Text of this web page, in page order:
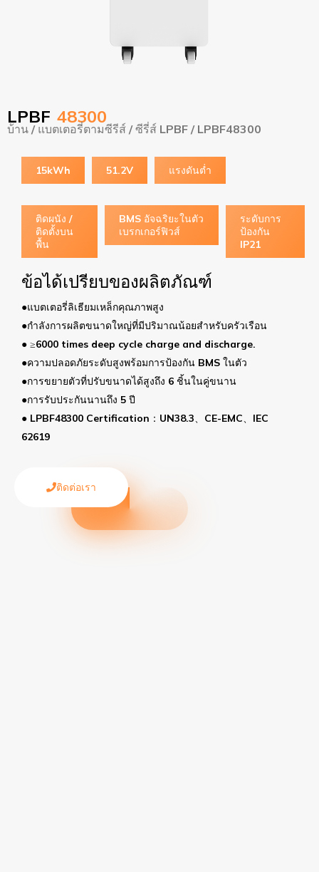
LPBF 48300
บ้าน / แบตเตอรี่ตามซีรีส์ /ซีรี่ส์ LPBF / LPBF48300
15kWh 51.2V แรงดันต่ำ
ติดผนัง /
ติดตั้งบน
พื้น
BMS อัจฉริยะในตัว
เบรกเกอร์ฟิวส์
ระดับการ
ป้องกัน
IP21
ปรียบของผลิตภัณฑ์
รี่ลิเธียมเหล็กคุณภาพสูง
รผลิตขนาดใหญ่ที่มีปริมาณน้อยสำหรับครัวเรือน
times deep cycle charge and discharge.
อดภัยระดับสูงพร้อมการป้องกัน BMS ในตัว
ยตัวที่ปรับขนาดได้สูงถึง 6 ชิ้นในคู่ขนาน
ระกันนานถึง 5 ปี
Certification：UN38.3、CE-EMC、IEC
ติดต่อเรา